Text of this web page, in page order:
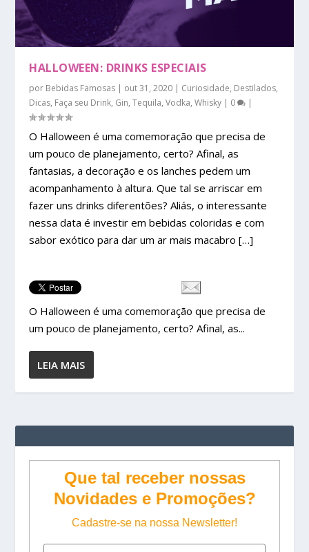
HALLOWEEN: DRINKS ESPECIAIS
por Bebidas Famosas | out 31, 2020 | Curiosidade, Destilados,
Dicas, Faça seu Drink, Gin,Tequila,Vodka,Whisky | 0 |
O Halloween é uma comemoração que precisa de
um pouco de planejamento, certo? Afinal, as
fantasias, a decoração e os lanches pedem um
acompanhamento à altura. Que tal se arriscar em
fazer uns drinks diferentões? Aliás, o interessante
nessa data é investir em bebidas coloridas e com
sabor exótico para dar um ar mais macabro […]
O Halloween é uma comemoração que precisa de
um pouco de planejamento, certo? Afinal, as...
LEIA MAIS
Que tal receber nossas
Novidades e Promoções?
Cadastre-se na nossa Newsletter!